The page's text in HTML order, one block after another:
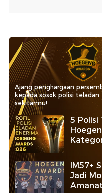
Ajang penghargaan
kepada sosok polisi
sekitarmu!
5 Polisi
IM57+
Jadi